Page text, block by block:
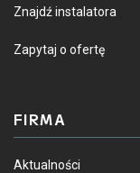
Znajdź instalatora
Zapytaj o ofertę
FIRMA
Aktualności